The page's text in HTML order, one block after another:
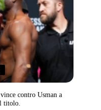
contro Usman a
titolo.